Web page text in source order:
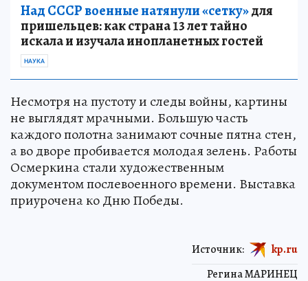
Над СССР военные натянули «сетку»для
пришельцев: как страна 13 лет тайно
искала и изучала инопланетных гостей
НАУКА
Несмотря на пустоту и следы войны, картины
не выглядят мрачными. Большую часть
каждого полотна занимают сочные пятна стен,
а во дворе пробивается молодая зелень. Работы
Осмеркина стали художественным
документом послевоенного времени. Выставка
приурочена ко Дню Победы.
Регина МАРИНЕЦ
Источник: kp.ru